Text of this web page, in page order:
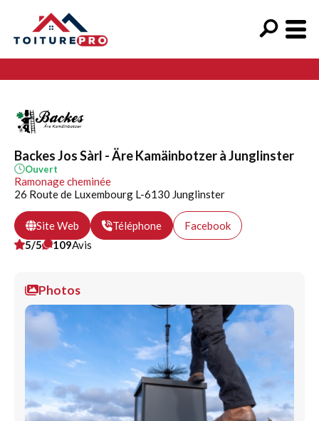
Backes Jos Sàrl - Äre Kamäinbotzer à Junglinster
Ouvert
Ramonage cheminée
26 Route de Luxembourg L-6130 Junglinster
Site Web Téléphone
Facebook
5/5
109Avis
Photos